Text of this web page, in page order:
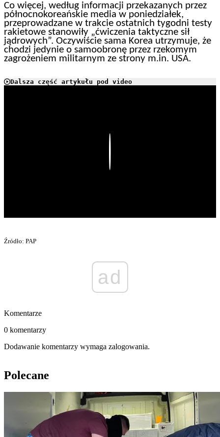
Co więcej, według informacji przekazanych przez
północnokoreańskie media w poniedziałek,
przeprowadzane w trakcie ostatnich tygodni testy
rakietowe stanowiły „ćwiczenia taktyczne sił
jądrowych”. Oczywiście sama Korea utrzymuje, że
chodzi jedynie o samoobronę przez rzekomym
zagrożeniem militarnym ze strony m.in. USA.
Dalsza część artykułu pod video
Źródło: PAP
ad
Komentarze
0 komentarzy
Dodawanie komentarzy wymaga zalogowania.
Polecane